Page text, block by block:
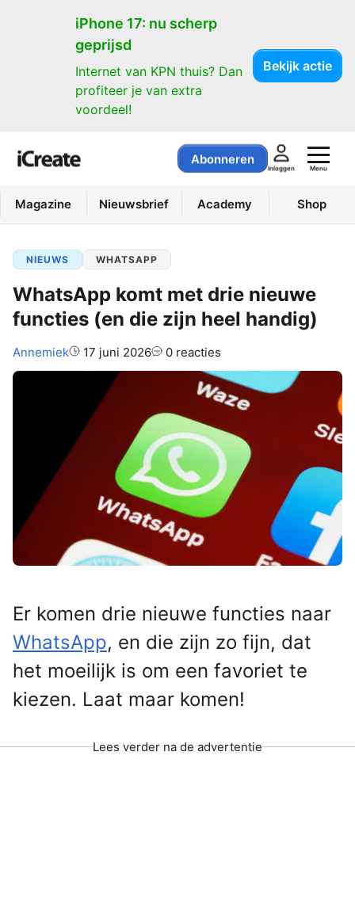
iPhone 17: nu scherp
geprijsd
Internet van KPN thuis? Dan
profiteer je van extra
voordeel!
Bekijk actie
Abonneren
Inloggen Menu
Magazine Nieuwsbrief Academy Shop
NIEUWS WHATSAPP
WhatsApp komt met drie nieuwe
functies (en die zijn heel handig)
Auteur:
Annemiek 17 juni 2026 0 reacties
Er komen drie nieuwe functies naar
WhatsApp, en die zijn zo fijn, dat
het moeilijk is om een favoriet te
kiezen. Laat maar komen!
Lees verder na de advertentie